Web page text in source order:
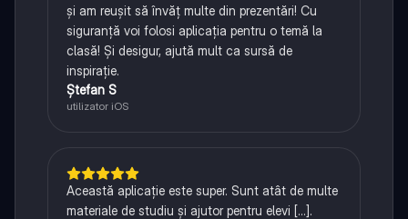
și am reușit să învăț multe din prezentări! Cu
siguranță voi folosi aplicația pentru o temă la
clasă! Și desigur, ajută mult ca sursă de
inspirație.
Ștefan S
utilizator iOS
Această aplicație este super. Sunt atât de multe
materiale de studiu și ajutor pentru elevi [...].